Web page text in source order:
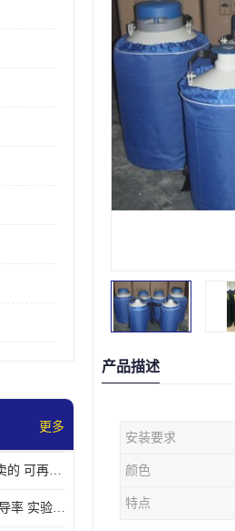
更多
北辰区氢气哪里有卖的 可再生 实验室应用
大港氢气销售 高热导率 实验室应用
产品描述
安装要求
颜色
特点